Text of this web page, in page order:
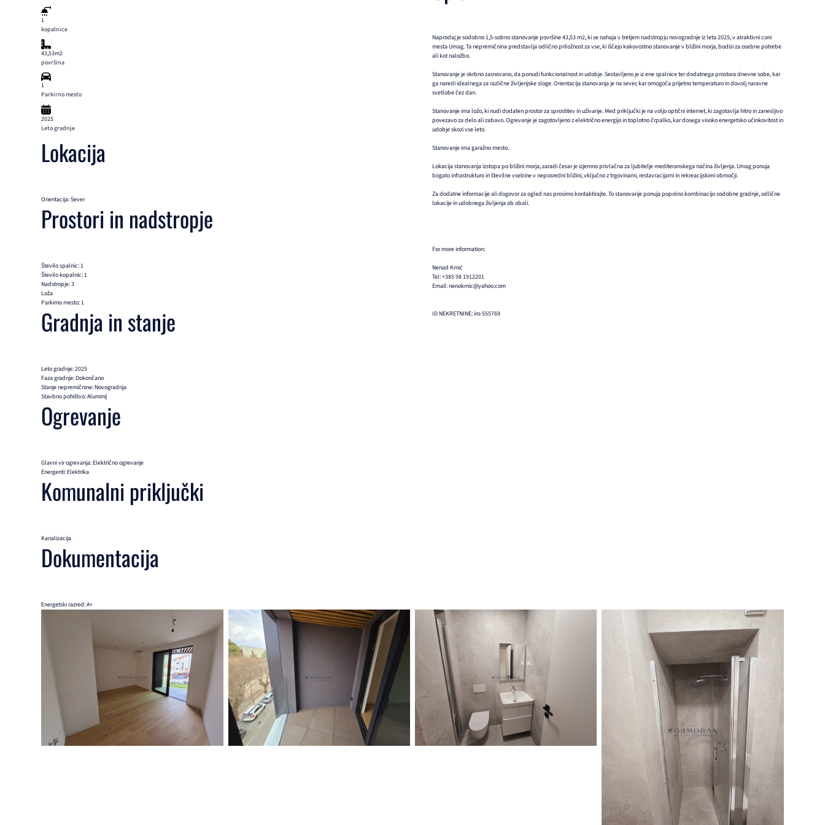
1
kopalnice
43,53m2
površina
1
Parkirno mesto
2025
Leto gradnje
Lokacija
Orientacija: Sever
Prostori in nadstropje
Število spalnic: 1
Število kopalnic: 1
Nadstropje: 3
Loža
Parkirno mesto: 1
Gradnja in stanje
Leto gradnje: 2025
Faza gradnje: Dokončano
Stanje nepremičnine: Novogradnja
Stavbno pohištvo: Aluminij
Ogrevanje
Glavni vir ogrevanja: Električno ogrevanje
Energenti: Elektrika
Komunalni priključki
Kanalizacija
Dokumentacija
Energetski razred: A+
Naprodaj je sodobno 1,5-sobno stanovanje površine 43,53 m2, ki se nahaja v tretjem nadstropju novogradnje iz leta 2025, v atraktivni coni
mesta Umag. Ta nepremičnina predstavlja odlično priložnost za vse, ki iščejo kakovostno stanovanje v bližini morja, bodisi za osebne potrebe
ali kot naložbo.
Stanovanje je skrbno zasnovano, da ponudi funkcionalnost in udobje. Sestavljeno je iz ene spalnice ter dodatnega prostora dnevne sobe, kar
ga naredi idealnega za različne življenjske sloge. Orientacija stanovanja je na sever, kar omogoča prijetno temperaturo in dovolj naravne
svetlobe čez dan.
Stanovanje ima ložo, ki nudi dodaten prostor za sprostitev in uživanje. Med priključki je na voljo optični internet, ki zagotavlja hitro in zanesljivo
povezavo za delo ali zabavo. Ogrevanje je zagotovljeno z električno energijo in toplotno črpalko, kar dosega visoko energetsko učinkovitost in
udobje skozi vse leto.
Stanovanje ima garažno mesto.
Lokacija stanovanja izstopa po bližini morja, zaradi česar je izjemno privlačna za ljubitelje mediteranskega načina življenja. Umag ponuja
bogato infrastrukturo in številne vsebine v neposredni bližini, vključno z trgovinami, restavracijami in rekreacijskimi območji.
Za dodatne informacije ali dogovor za ogled nas prosimo kontaktirajte. To stanovanje ponuja popolno kombinacijo sodobne gradnje, odlične
lokacije in udobnega življenja ob obali.
For more information:
Nenad Krnić
Tel: +385 98 1912201
Email: nenokrnic@yahoo.com
ID NEKRETNINE: iro-555769